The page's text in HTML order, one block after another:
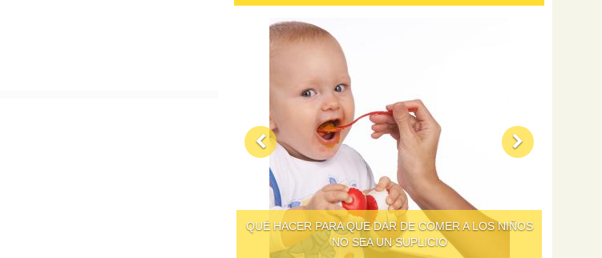
QUÉ HACER PARA QUE DAR DE COMER A LOS NIÑOS
NO SEA UN SUPLICIO